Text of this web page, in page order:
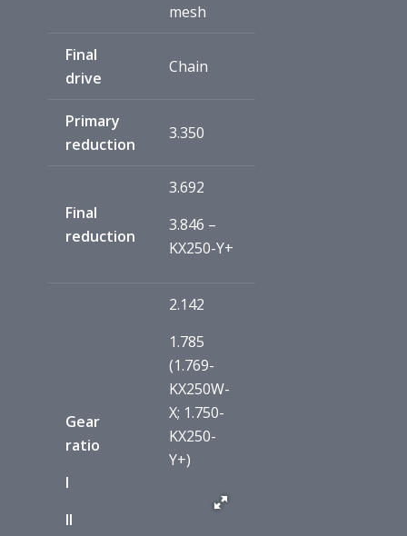
mesh
Final
drive
Chain
Primary
reduction
3.350
Final
reduction
3.692
3.846 –
KX250-Y+
Gear
ratio
I
II
2.142
1.785
(1.769-
KX250W-
X; 1.750-
KX250-
Y+)